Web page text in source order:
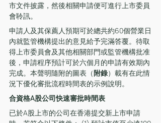
市文件披露，然後相關申請便可進行上市委員
會聆訊。
申請人及其保薦人預期可於總共約60個營業日
內就監管機構提出的意見給予完滿答覆。待取
得上市委員會及其他相關部門或監管機構批准
後，申請程序預計可於六個月的申請有效期內
完成。本聲明隨附的圖表（附錄）載有在此情
況下優化審批流程時間表的示例說明。
合資格A股公司快速審批時間表
已於A股上市的公司在香港提交新上市申請